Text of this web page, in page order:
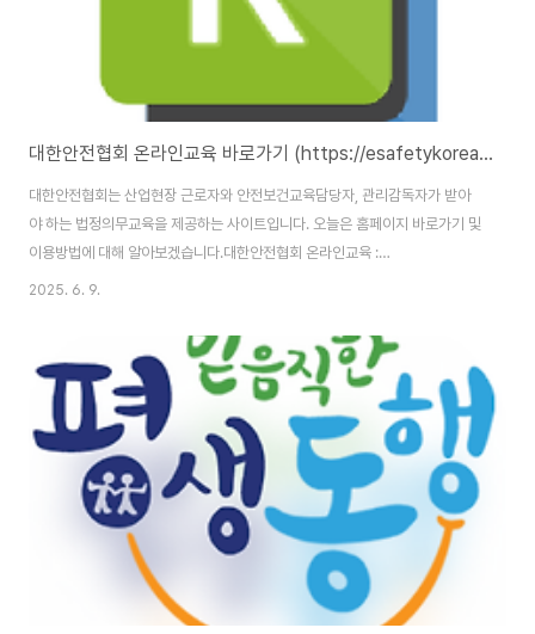
대한안전협회 온라인교육 바로가기 (https://esafetykorea.or.kr)
대한안전협회는 산업현장 근로자와 안전보건교육담당자, 관리감독자가 받아
야 하는 법정의무교육을 제공하는 사이트입니다. 오늘은 홈페이지 바로가기 및
이용방법에 대해 알아보겠습니다.대한안전협회 온라인교육 :
https://esafetykorea.or.kr/ 대한안전협회 온라인교육 홈페이지 바로가기
입니다. 홈페이지 이용을 위해서는 본인인증을 통한 회원가입을 완료해야 합니
다. 온라인교육 과정의 특징대한안전협회의 온라인교육은 산업안전보건법에
따라 의무적으로 이수해야 하는 법정교육뿐만 아니라, 기업 맞춤형 안전교육,
재해사례 중심의 실무 교육까지 다양한 과정을 포함하고 있습니다. 주요 특징
은 다음과 같습니다.PC와 모바..
2025. 6. 9.